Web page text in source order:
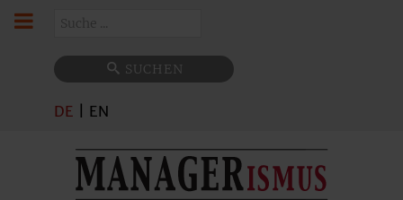
SUCHEN
DE EN